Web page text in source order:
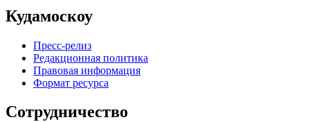
Кудамоскоу
Пресс-релиз
Редакционная политика
Правовая информация
Формат ресурса
Сотрудничество